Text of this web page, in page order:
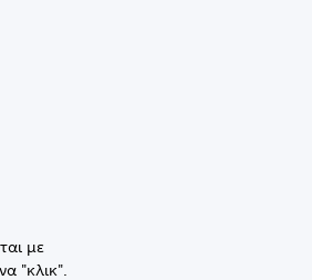
με
"κλικ".